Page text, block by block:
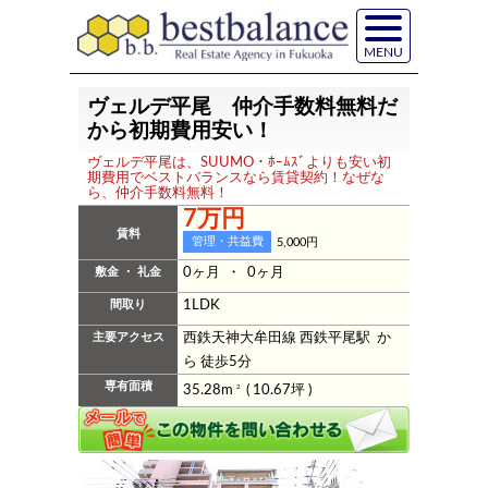
MENU
ヴェルデ平尾 仲介手数料無料だ
から初期費用安い！
ヴェルデ平尾は、SUUMO・ﾎｰﾑｽﾞよりも安い初
期費用でベストバランスなら賃貸契約！なぜな
ら、仲介手数料無料！
賃料
7万円
管理・共益費 5,000円
敷金 ・ 礼金 0ヶ月 ・ 0ヶ月
間取り 1LDK
主要アクセス
西鉄天神大牟田線 西鉄平尾駅 か
ら 徒歩5分
専有面積 35.28m2 ( 10.67坪 )